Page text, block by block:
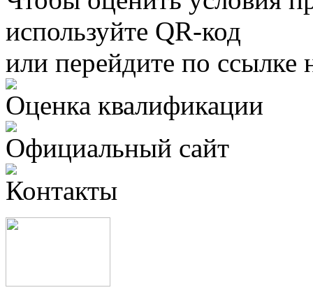
используйте QR-код
или перейдите по ссылке
Оценка квалификации
Официальный сайт
Контакты